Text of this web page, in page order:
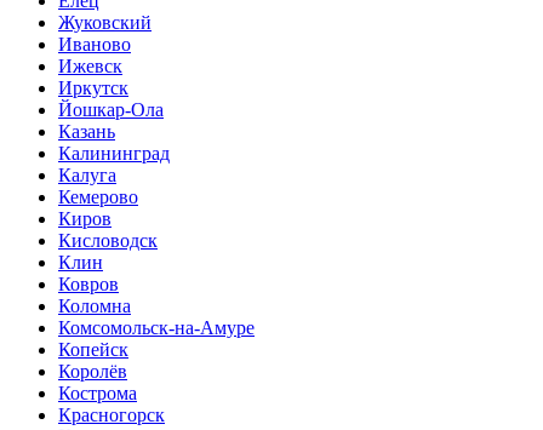
Жуковский
Иваново
Ижевск
Иркутск
Йошкар-Ола
Казань
Калининград
Калуга
Кемерово
Киров
Кисловодск
Клин
Ковров
Коломна
Комсомольск-на-Амуре
Копейск
Королёв
Кострома
Красногорск